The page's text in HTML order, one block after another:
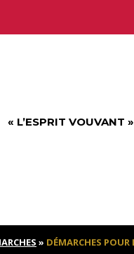
« L’ESPRIT VOUVANT »
» DÉMARCHES POUR